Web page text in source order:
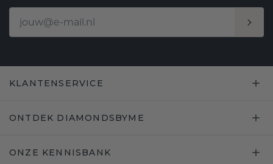
KLANTENSERVICE
ONTDEK DIAMONDSBYME
ONZE KENNISBANK